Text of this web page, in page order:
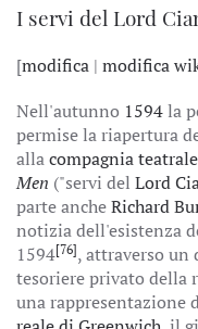
I servi del Lord
[modifica | modifica
Nell'autunno 1594la
permise la riapertura
allacompagnia teatrale
Men ("servi del Lord
parte ancheRichard
notizia dell'esistenza
1594[76], attraverso
tesoriere privato della
una rappresentazione